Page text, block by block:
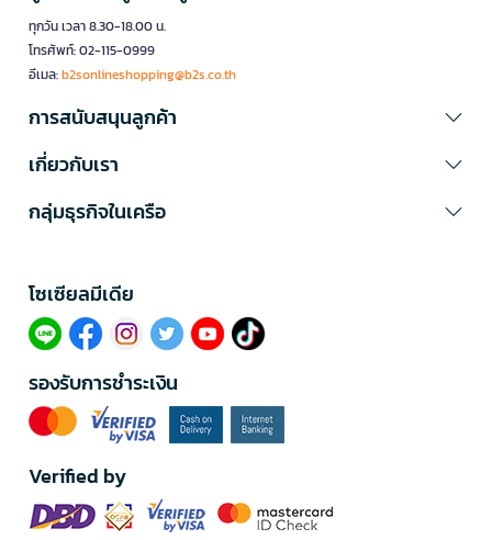
ทุกวัน เวลา 8.30-18.00 น.
โทรศัพท์: 02-115-0999
อีเมล:b2sonlineshopping@b2s.co.th
การสนับสนุนลูกค้า
เกี่ยวกับเรา
กลุ่มธุรกิจในเครือ
โซเซียลมีเดีย​
รองรับการชำระเงิน
Verified by